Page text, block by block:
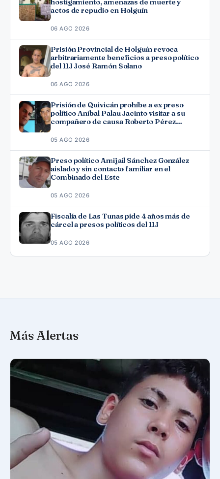
hostigamiento, amenazas de muerte y
actos de repudio en Holguín
06 AGO 2026
Prisión Provincial de Holguín revoca
arbitrariamente beneficios a preso político
del 11J José Ramón Solano
06 AGO 2026
Prisión de Quivicán prohíbe a ex preso
político Aníbal Palau Jacinto visitar a su
compañero de causa Roberto Pérez
05 AGO 2026
Preso político Amijail Sánchez González
aislado y sin contacto familiar en el
Combinado del Este
05 AGO 2026
Fiscalía de Las Tunas pide 4 años más de
cárcel a presos políticos del 11J
05 AGO 2026
Más Alertas